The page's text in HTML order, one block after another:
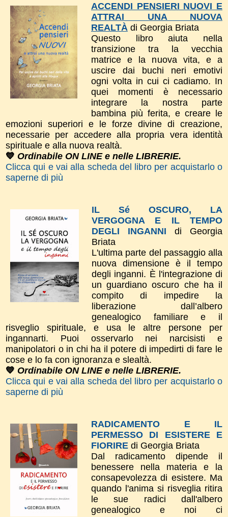
ACCENDI PENSIERI NUOVI E
ATTRAI UNA NUOVA
REALTÀ di Georgia Briata
Questo libro aiuta nella
transizione tra la vecchia
matrice e la nuova vita, e a
uscire dai buchi neri emotivi
ogni volta in cui ci cadiamo. In
quei momenti è necessario
integrare la nostra parte
bambina più ferita, e creare le
emozioni superiori e le forze divine di creazione,
necessarie per accedere alla propria vera identità
spirituale e alla nuova realtà.
💙 Ordinabile ON LINE e nelle LIBRERIE.
Clicca qui e vai alla scheda del libro per acquistarlo o
saperne di più
IL Sé OSCURO, LA
VERGOGNA E IL TEMPO
DEGLI INGANNI di Georgia
Briata
L'ultima parte del passaggio alla
nuova dimensione è il tempo
degli inganni. È l'integrazione di
un guardiano oscuro che ha il
compito di impedire la
liberazione dall’albero
genealogico familiare e il
risveglio spirituale, e usa le altre persone per
ingannarti. Puoi osservarlo nei narcisisti e
manipolatori o in chi ha il potere di impedirti di fare le
cose e lo fa con ignoranza e slealtà.
💙 Ordinabile ON LINE e nelle LIBRERIE.
Clicca qui e vai alla scheda del libro per acquistarlo o
saperne di più
RADICAMENTO E IL
PERMESSO DI ESISTERE E
FIORIRE di Georgia Briata
Dal radicamento dipende il
benessere nella materia e la
consapevolezza di esistere. Ma
quando l'anima si risveglia ritira
le sue radici dall'albero
genealogico e noi ci